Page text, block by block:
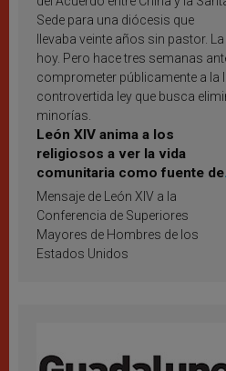
Sede para una diócesis que
llevaba veinte años sin pastor.
hoy. Pero hace tres semanas
comprometer públicamente a la
controvertida ley que busca
minorías.
León XIV anima a los
religiosos a ver la vida
comunitaria como fuente de
inspiración y santificación
Mensaje de León XIV a la
Conferencia de Superiores
Mayores de Hombres de los
Estados Unidos